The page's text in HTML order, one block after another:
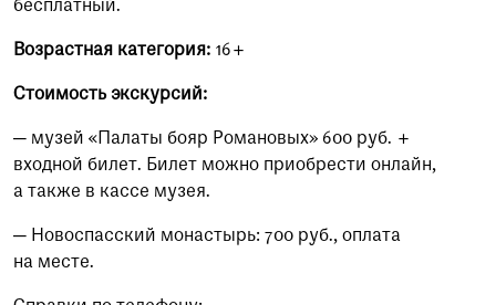
бесплатный.
Возрастная категория: 16+
Стоимость экскурсий:
— музей «Палаты бояр Романовых» 600 руб. +
входной билет. Билет можно приобрести онлайн,
а также в кассе музея.
— Новоспасский монастырь: 700 руб., оплата
на месте.